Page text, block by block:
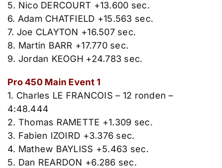
5. Nico DERCOURT +13.600 sec.
6. Adam CHATFIELD +15.563 sec.
7. Joe CLAYTON +16.507 sec.
8. Martin BARR +17.770 sec.
9. Jordan KEOGH +24.783 sec.
Pro 450 Main Event 1
1. Charles LE FRANCOIS – 12 ronden –
4:48.444
2. Thomas RAMETTE +1.309 sec.
3. Fabien IZOIRD +3.376 sec.
4. Mathew BAYLISS +5.463 sec.
5. Dan REARDON +6.286 sec.